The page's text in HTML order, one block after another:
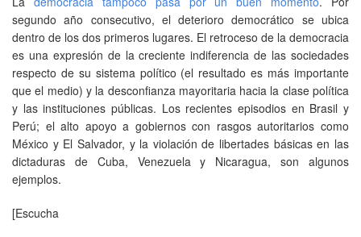
segundo año consecutivo, el deterioro democrático se ubica
dentro de los dos primeros lugares. El retroceso de la democracia
es una expresión de la creciente indiferencia de las sociedades
respecto de su sistema político (el resultado es más importante
que el medio) y la desconfianza mayoritaria hacia la clase política
y las instituciones públicas. Los recientes episodios en Brasil y
Perú; el alto apoyo a gobiernos con rasgos autoritarios como
México y El Salvador, y la violación de libertades básicas en las
dictaduras de Cuba, Venezuela y Nicaragua, son algunos
ejemplos.
[Escucha